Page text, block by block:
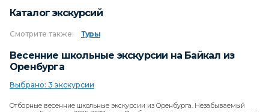
Каталог экскурсий
Смотрите также: Туры
Весенние школьные экскурсии на Байкал из
Оренбурга
Выбрано: 3 экскурсии
Отборные весенние школьные экскурсии из Оренбурга. Незабываемый